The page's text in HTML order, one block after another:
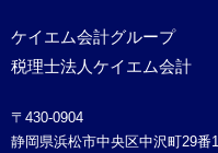
ケイエム会計グループ
税理士法人ケイエム会計
〒430-0904
静岡県浜松市中央区中沢町29番